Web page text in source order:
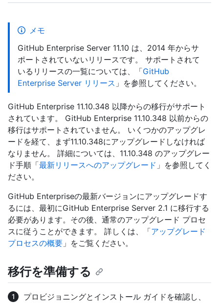
メモ
GitHub Enterprise Server 11.10 は、2014 年からサ
ポートされていないリリースです。 サポートされて
いるリリースの一覧については、「GitHub
Enterprise Server リリース 」を参照してください。
GitHub Enterprise 11.10.348 以降からの移行がサポート
されています。 GitHub Enterprise 11.10.348 以前からの
移行はサポートされていません。 いくつかのアップグレ
ードを経て、まず11.10.348にアップグレードしなければ
なりません。 詳細については、11.10.348 のアップグレー
ド手順「最新リリースへのアップグレード 」を参照してく
ださい。
GitHub Enterpriseの最新バージョンにアップグレードす
るには、最初にGitHub Enterprise Server 2.1 に移行する
必要があります。その後、通常のアップグレード プロセ
スに従うことができます。 詳しくは、「アップグレード
プロセスの概要 」をご覧ください。
移行を準備する
プロビジョニングとインストール ガイドを確認し、